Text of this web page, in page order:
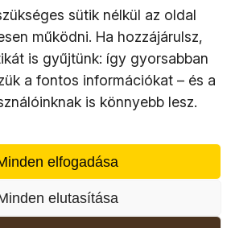
sütik nélkül az oldal
működni. Ha hozzájárulsz,
is gyűjtünk: így gyorsabban
a fontos információkat – és a
is könnyebb lesz.
elfogadása
elutasítása
azINTEGRITY Kft.
© 2014-2026. Minden jog fenntartva.